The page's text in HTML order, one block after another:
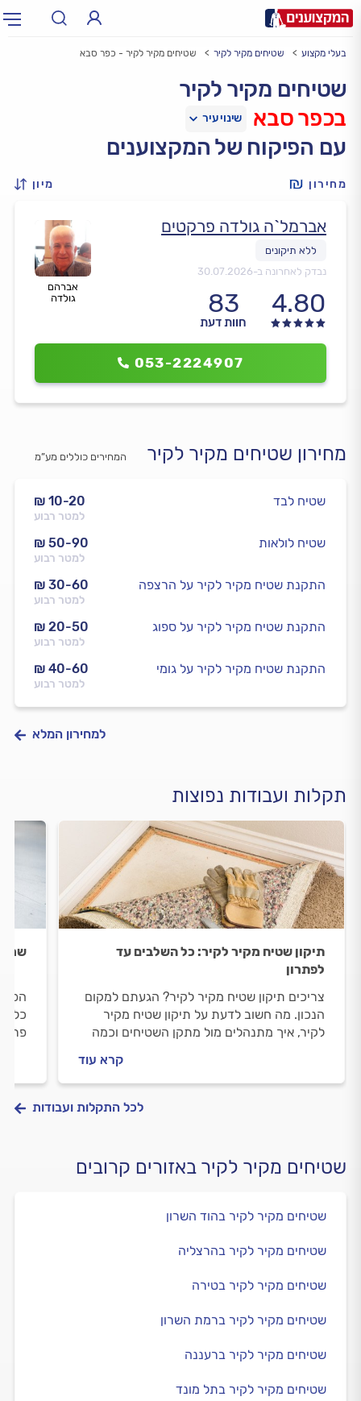
עירעיר: תל אביב, חיפה…
בעלי מקצוע שטיחים מקיר לקיר שטיחים מקיר לקיר - כפר סבא
שטיחים מקיר לקיר
בכפר סבא
עם הפיקוח של המקצוענים
מחירון מיון
אברהם
גולדה
אברמל`ה גולדה פרקטים
נבדק לאחרונה ב-30.07.2026
4.80
83
חוות דעת
053-2224907
מחירון שטיחים מקיר לקיר המחירים כוללים מע”מ
₪ 10-20
למטר רבוע
שטיח לבד
₪ 50-90
למטר רבוע
שטיח לולאות
₪ 30-60
למטר רבוע
התקנת שטיח מקיר לקיר על הרצפה
₪ 20-50
למטר רבוע
התקנת שטיח מקיר לקיר על ספוג
₪ 40-60
למטר רבוע
התקנת שטיח מקיר לקיר על גומי
למחירון המלא
תקלות ועבודות נפוצות
תיקון שטיח מקיר לקיר: כל השלבים עד
לפתרון
צריכים תיקון שטיח מקיר לקיר? הגעתם למקום
הנכון. מה חשוב לדעת על תיקון שטיח מקיר
לקיר, איך מתנהלים מול מתקן השטיחים וכמה
קרא עוד
כל
לכל התקלות ועבודות
שטיחים מקיר לקיר באזורים קרובים
שטיחים מקיר לקיר בהוד השרון
שטיחים מקיר לקיר בהרצליה
שטיחים מקיר לקיר בטירה
שטיחים מקיר לקיר ברמת השרון
שטיחים מקיר לקיר ברעננה
שטיחים מקיר לקיר בתל מונד